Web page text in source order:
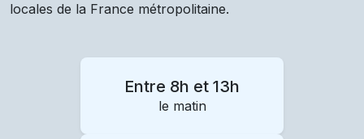
locales de la France métropolitaine.
Entre 8h et 13h
le matin